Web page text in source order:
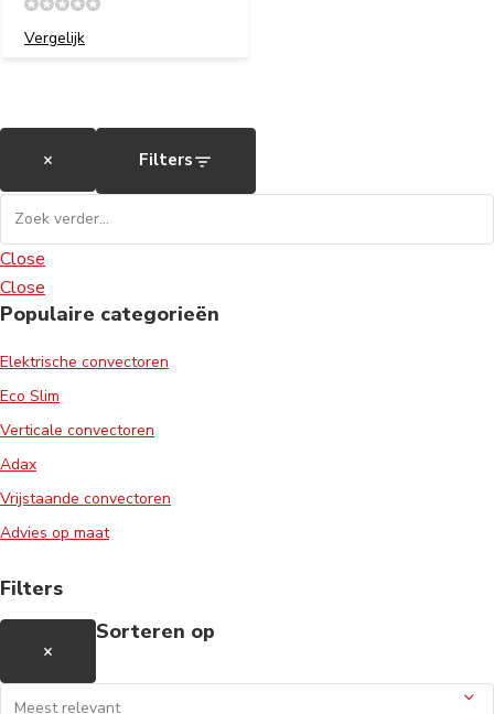
Vergelijk
× Filters
Close
Close
Populaire categorieën
Elektrische convectoren
Eco Slim
Verticale convectoren
Adax
Vrijstaande convectoren
Advies op maat
Filters
×
Sorteren op